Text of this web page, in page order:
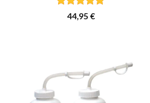
Bewertet
44,95€